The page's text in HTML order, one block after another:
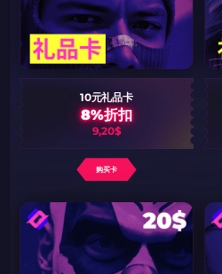
10元礼品卡
8%折扣
9,20$
购买卡